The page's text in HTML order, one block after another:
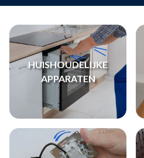
HUISHOUDELIJKE
APPARATEN